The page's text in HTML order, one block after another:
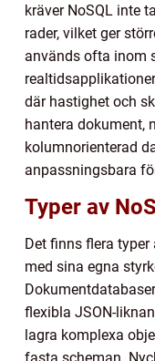
kräver NoSQL inte
rader, vilket ger
används ofta inom
där hastighet och
hantera dokument,
kolumnorienterad
anpassningsbara
Typer av
Det finns flera typer
med sina egna
flexibla JSON-
lagra komplexa
fasta scheman.